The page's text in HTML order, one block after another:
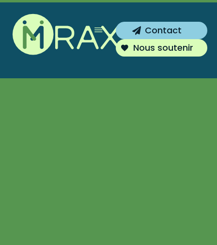
Contact
Nous soutenir
Inscrivez-vous !
Vous souhaitez être tenu au courant de
nos actions ?